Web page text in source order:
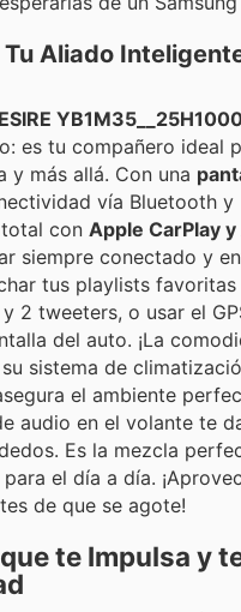
Aliado
es tu compañero ideal
y más allá. Con una
vía Bluetooth y
con Apple CarPlay
siempre conectado y
tus playlists
2 tweeters, o usar el
del auto. ¡La
sistema de
el ambiente
audio en el volante te
Es la mezcla
el día a día.
de que se agote!
te Impulsa y